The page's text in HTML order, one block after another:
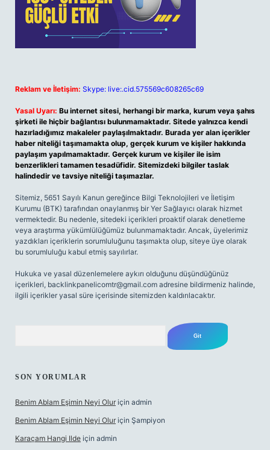
Reklam ve İletişim: Skype: live:.cid.575569c608265c69
Yasal Uyarı: Bu internet sitesi, herhangi bir marka, kurum veya şahıs
şirketi ile hiçbir bağlantısı bulunmamaktadır. Sitede yalnızca kendi
hazırladığımız makaleler paylaşılmaktadır. Burada yer alan içerikler
haber niteliği taşımamakta olup, gerçek kurum ve kişiler hakkında
paylaşım yapılmamaktadır. Gerçek kurum ve kişiler ile isim
benzerlikleri tamamen tesadüfidir. Sitemizdeki bilgiler taslak
halindedir ve tavsiye niteliği taşımazlar.
Sitemiz, 5651 Sayılı Kanun gereğince Bilgi Teknolojileri ve İletişim
Kurumu (BTK) tarafından onaylanmış bir Yer Sağlayıcı olarak hizmet
vermektedir. Bu nedenle, sitedeki içerikleri proaktif olarak denetleme
veya araştırma yükümlülüğümüz bulunmamaktadır. Ancak, üyelerimiz
yazdıkları içeriklerin sorumluluğunu taşımakta olup, siteye üye olarak
bu sorumluluğu kabul etmiş sayılırlar.
Hukuka ve yasal düzenlemelere aykırı olduğunu düşündüğünüz
içerikleri, backlinkpanelicomtr@gmail.com adresine bildirmeniz halinde,
ilgili içerikler yasal süre içerisinde sitemizden kaldırılacaktır.
SON YORUMLAR
Benim Ablam Eşimin Neyi Olur için admin
Benim Ablam Eşimin Neyi Olur için Şampiyon
Karaçam Hangi Ilde için admin